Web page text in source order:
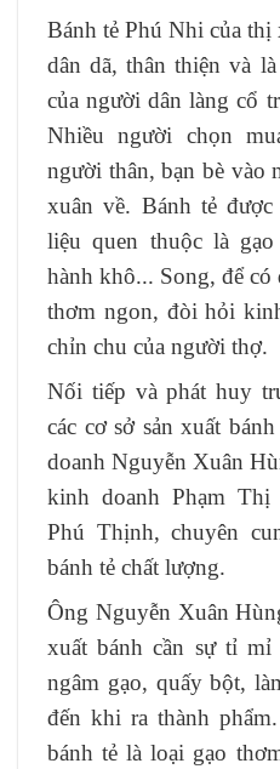
Bánh tẻ Phú Nhi của thị
dân dã, thân thiện và
của người dân làng cổ
Nhiều người chọn
người thân, bạn bè vào
xuân về. Bánh tẻ
liệu quen thuộc là
hành khô... Song, để có
thơm ngon, đòi hỏi
chỉn chu của người thợ.
Nối tiếp và phát huy
các cơ sở sản xuất
doanh Nguyễn Xuân
kinh doanh Phạm
Phú Thịnh, chuyên
bánh tẻ chất lượng.
Ông Nguyễn Xuân
xuất bánh cần sự tỉ
ngâm gạo, quấy bột,
đến khi ra thành
bánh tẻ là loại gạo